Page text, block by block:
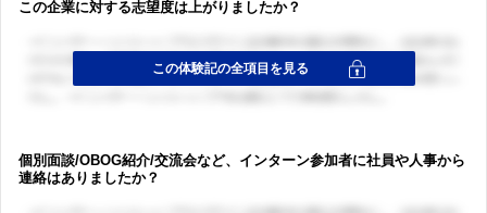
この企業に対する志望度は上がりましたか？
個別面談/OBOG紹介/交流会など、インターン参加者に社員や人事から
連絡はありましたか？